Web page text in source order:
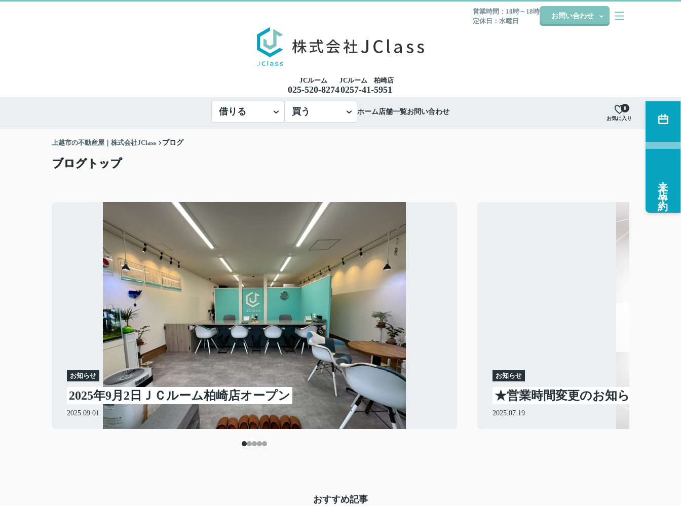
営業時間：10時～18時
定休日：水曜日
お問い合わせ
JCルーム
025-520-8274
JCルーム 柏崎店
0257-41-5951
借りる 買う ホーム店舗一覧お問い合わせ
お気に入り
0
上越市の不動産屋｜株式会社JClass ブログ
ブログトップ
お知らせ
2025年9月2日ＪＣルーム柏崎店オープン
2025.09.01
お知らせ
★営業時間変更のお知らせ★
2025.07.19
おすすめ記事
来店予約